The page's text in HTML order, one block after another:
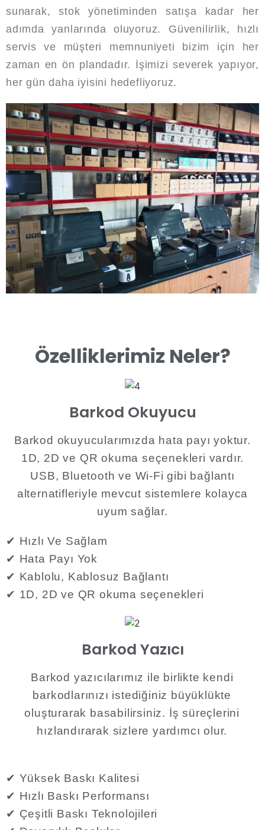
sunarak, stok yönetiminden satışa kadar her
adımda yanlarında oluyoruz. Güvenilirlik, hızlı
servis ve müşteri memnuniyeti bizim için her
zaman en ön plandadır. İşimizi severek yapıyor,
her gün daha iyisini hedefliyoruz.
Özelliklerimiz Neler?
Barkod Okuyucu
Barkod okuyucularımızda hata payı yoktur.
1D, 2D ve QR okuma seçenekleri vardır.
USB, Bluetooth ve Wi-Fi gibi bağlantı
alternatifleriyle mevcut sistemlere kolayca
uyum sağlar.
✔ Hızlı Ve Sağlam
✔ Hata Payı Yok
✔ Kablolu, Kablosuz Bağlantı
✔ 1D, 2D ve QR okuma seçenekleri
Barkod Yazıcı
Barkod yazıcılarımız ile birlikte kendi
barkodlarınızı istediğiniz büyüklükte
oluşturarak basabilirsiniz. İş süreçlerini
hızlandırarak sizlere yardımcı olur.​
✔ Yüksek Baskı Kalitesi
✔ Hızlı Baskı Performansı
✔ Çeşitli Baskı Teknolojileri